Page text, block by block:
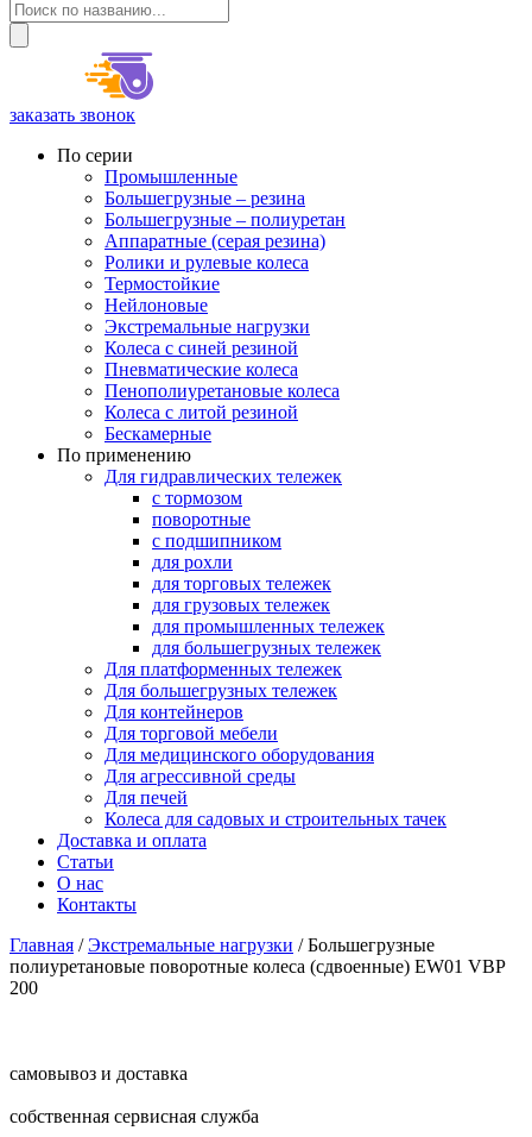
заказать звонок
По серии
Промышленные
Большегрузные – резина
Большегрузные – полиуретан
Аппаратные (серая резина)
Ролики и рулевые колеса
Термостойкие
Нейлоновые
Экстремальные нагрузки
Колеса с синей резиной
Пневматические колеса
Пенополиуретановые колеса
Колеса с литой резиной
Бескамерные
По применению
Для гидравлических тележек
с тормозом
поворотные
с подшипником
для рохли
для торговых тележек
для грузовых тележек
для промышленных тележек
для большегрузных тележек
Для платформенных тележек
Для большегрузных тележек
Для контейнеров
Для торговой мебели
Для медицинского оборудования
Для агрессивной среды
Для печей
Колеса для садовых и строительных тачек
Доставка и оплата
Статьи
О нас
Контакты
Главная /Экстремальные нагрузки /Большегрузные
полиуретановые поворотные колеса (сдвоенные) EW01 VBP
200
самовывоз и доставка
собственная сервисная служба